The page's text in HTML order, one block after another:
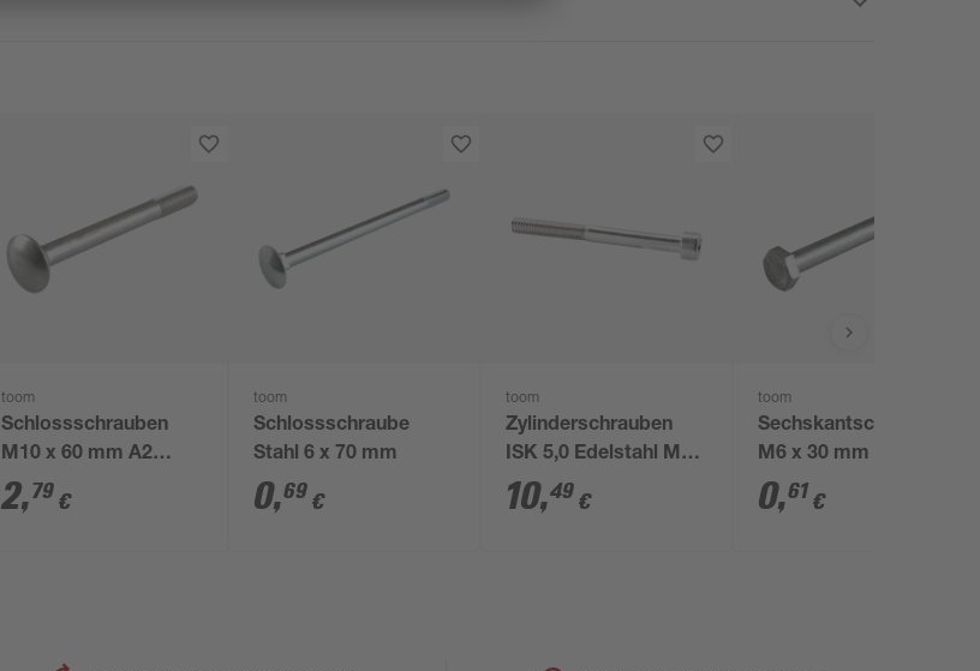
toom
Schlossschrauben
M10 x 60 mm A2
verzinkt DIN 603
2,79 €
toom
Schlossschraube
Stahl 6 x 70 mm
0,69 €
toom
Zylinderschrauben
ISK 5,0 Edelstahl M6
x 60 mm 4 Stück
10,49 €
toom
Sechskantschrauben
M6 x 30 mm A2 DIN
933
0,61 €